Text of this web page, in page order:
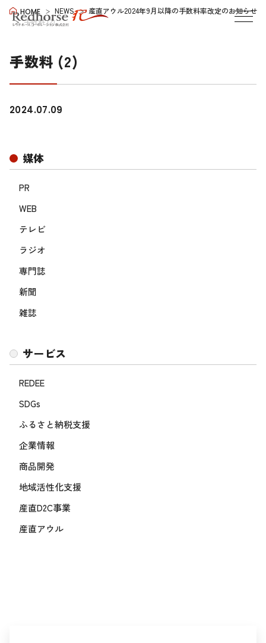
HOME NEWS
産直アウル2024年9月以降の手数料率改定のお知らせ
手数料 (2)
手数料 (2)
媒体
PR
WEB
テレビ
ラジオ
専門誌
新聞
雑誌
サービス
REDEE
SDGs
ふるさと納税支援
企業情報
商品開発
地域活性化支援
産直D2C事業
産直アウル
2024.07.09